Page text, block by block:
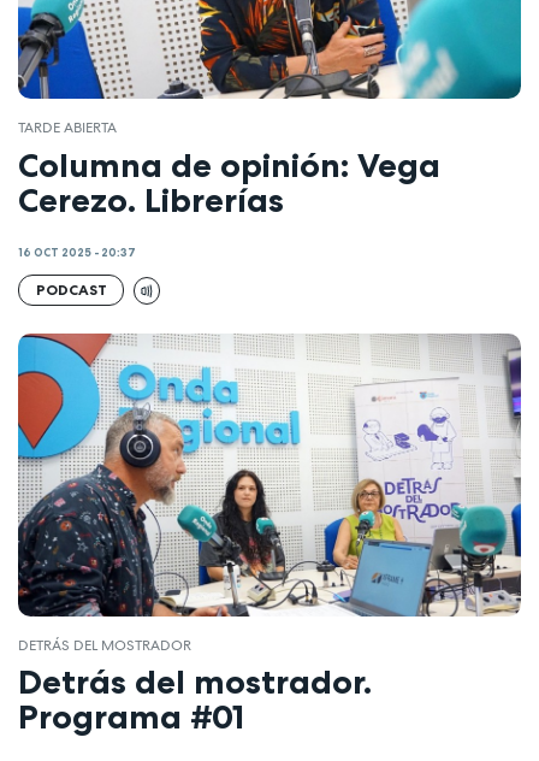
TARDE ABIERTA
Columna de opinión: Vega
Cerezo. Librerías
16 OCT 2025 - 20:37
PODCAST
DETRÁS DEL MOSTRADOR
Detrás del mostrador.
Programa #01